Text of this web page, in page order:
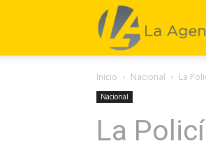
Inicio Nacional La
Nacional
La